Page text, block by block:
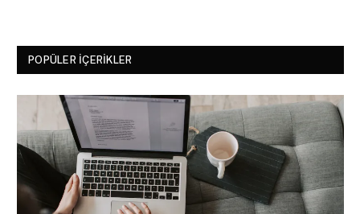
POPÜLER İÇERIKLER